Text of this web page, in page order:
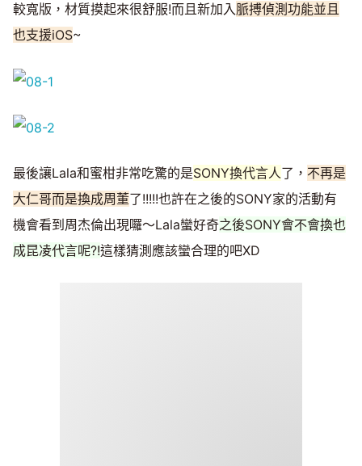
較寬版，材質摸起來很舒服!而且新加入脈搏偵測功能並且
也支援iOS~
最後讓Lala和蜜柑非常吃驚的是SONY換代言人了， 不再是
大仁哥而是換成周董了!!!!!也許在之後的SONY家的活動有
機會看到周杰倫出現囉～Lala蠻好奇之後SONY會不會換也
成昆凌代言呢?!這樣猜測應該蠻合理的吧XD